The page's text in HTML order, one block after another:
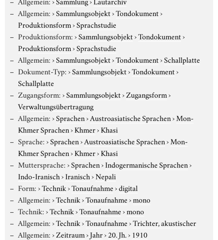
Allgemein:›Sammlungsobjekt›Tondokument›
Produktionsform›Sprachstudie
Produktionsform:›Sammlungsobjekt›Tondokument›
Produktionsform›Sprachstudie
Allgemein:›Sammlungsobjekt›Tondokument›Schallplatte
Dokument-Typ:›Sammlungsobjekt›Tondokument›
Schallplatte
Zugangsform:›Sammlungsobjekt›Zugangsform›
Verwaltungsübertragung
Allgemein:›Sprachen›Austroasiatische Sprachen›Mon-
Khmer Sprachen›Khmer›Khasi
Sprache:›Sprachen›Austroasiatische Sprachen›Mon-
Khmer Sprachen›Khmer›Khasi
Muttersprache:›Sprachen›Indogermanische Sprachen›
Indo-Iranisch›Iranisch›Nepali
Form:›Technik›Tonaufnahme›digital
Allgemein:›Technik›Tonaufnahme›mono
Technik:›Technik›Tonaufnahme›mono
Allgemein:›Technik›Tonaufnahme›Trichter, akustischer
Allgemein:›Zeitraum›Jahr›20. Jh.› 1910